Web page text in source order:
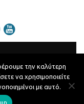
την καλύτερη
να χρησιμοποιείτε
με αυτό.